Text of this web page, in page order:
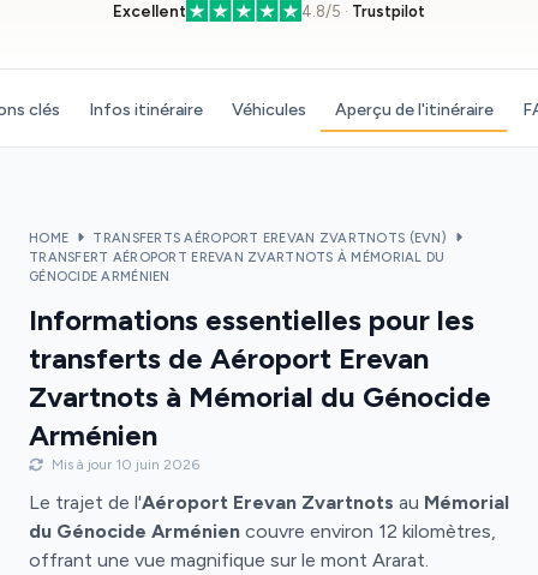
Excellent 4.8/5 · Trustpilot
clés Infos itinéraire Véhicules Aperçu de l'itinéraire
HOME
TRANSFERTS AÉROPORT EREVAN ZVARTNOTS (EVN)
TRANSFERT AÉROPORT EREVAN ZVARTNOTS À MÉMORIAL DU
GÉNOCIDE ARMÉNIEN
Informations essentielles pour les
transferts de Aéroport Erevan
Zvartnots à Mémorial du Génocide
Arménien
Mis à jour 10 juin 2026
Le trajet de l'Aéroport Erevan Zvartnots au Mémorial
du Génocide Arménien couvre environ 12 kilomètres,
offrant une vue magnifique sur le mont Ararat.